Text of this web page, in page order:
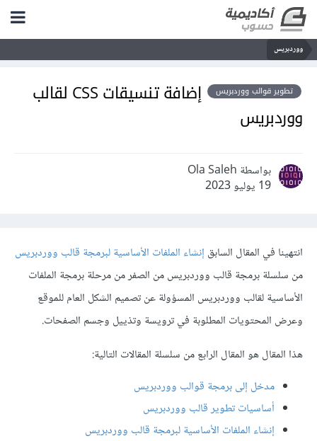
ووردبريس
تطوير قوالب ووردبريس
إضافة تنسيقات CSS لقالب
ووردبريس
بواسطة Ola Saleh
19 يوليو 2023
انتهينا في المقال السابق إنشاء الملفات الأساسية لبرمجة قالب ووردبريس
من سلسلة برمجة قالب ووردبريس من الصفر من مرحلة برمجة الملفات
الأساسية لقالب ووردبريس المسؤولة عن تصميم الشكل العام للموقع
وعرض المحتويات المطلوبة في ترويسة وتذييل وجسم الصفحات.
هذا المقال هو المقال الرابع من سلسلة المقالات التالية:
مدخل إلى برمجة قوالب ووردبريس
أساسيات تطوير قالب ووردبريس
إنشاء الملفات الأساسية لبرمجة قالب ووردبريس